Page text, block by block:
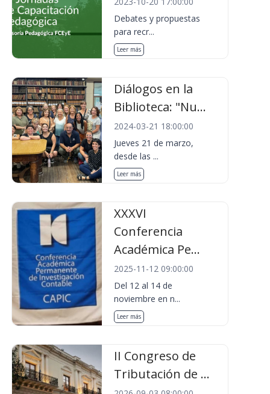
Debates y propuestas
para recr...
Leer más
Diálogos en la
Biblioteca: "Nu...
2024-03-21 18:00:00
Jueves 21 de marzo,
desde las ...
Leer más
XXXVI
Conferencia
Académica Pe...
2025-11-12 09:00:00
Del 12 al 14 de
noviembre en n...
Leer más
II Congreso de
Tributación de ...